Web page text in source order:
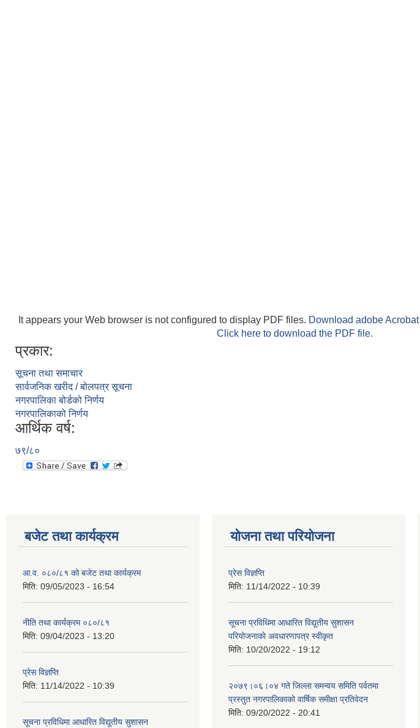
It appears your Web browser is not configured to display PDF files. Download adobe Acrobat
Click here to download the PDF file.
प्रकार:
सूचना तथा समाचार
सार्वजनिक खरीद / बोलपत्र सूचना
नगरपालिका बोर्डको निर्णय
नगरपालिकाको निर्णय
आर्थिक वर्ष:
७९/८०
बजेट तथा कार्यक्रम
आ.व. ०८०/८१ को बजेट तथा कार्यक्रम
मिति: 09/05/2023 - 16:54
नीति तथा कार्यक्रम ०८०/८१
मिति: 09/04/2023 - 13:20
प्रेस विज्ञप्ति
मिति: 11/14/2022 - 10:39
सूचना प्रविधिमा आधारित विद्यूतीय सुशासन
योजना तथा परियोजना
प्रेस विज्ञप्ति
मिति: 11/14/2022 - 10:39
सूचना प्रविधिमा आधारित विद्यूतीय सुशासन
परियाेजनाकाे अवधारणापत्र स्वीकृत
मिति: 10/20/2022 - 19:12
२०७९।०६।०४ गते जिल्ला समन्वय समिति पर्वतमा
प्रस्तुत नगरपालिकाको वार्षिक समीक्षा प्रतिवेदन
मिति: 09/20/2022 - 20:41